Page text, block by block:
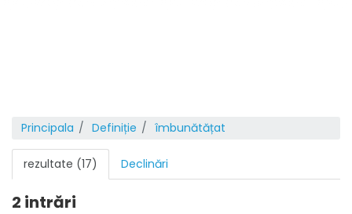
Principala Definiție îmbunătățat
rezultate (17) Declinări
2 intrări